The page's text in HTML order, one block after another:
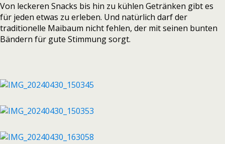
Von leckeren Snacks bis hin zu kühlen Getränken gibt es
für jeden etwas zu erleben. Und natürlich darf der
traditionelle Maibaum nicht fehlen, der mit seinen bunten
Bändern für gute Stimmung sorgt.